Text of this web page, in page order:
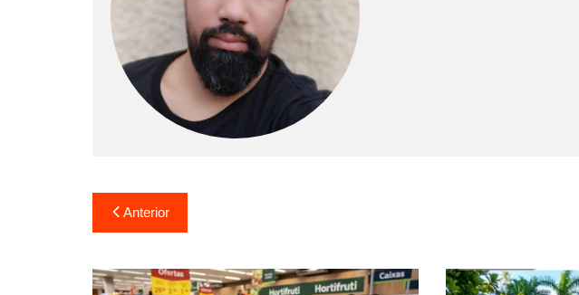
Navegação
de
Post
Anterior